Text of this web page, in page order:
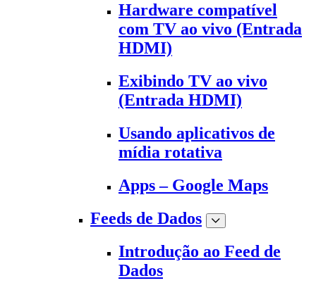
Hardware compatível
com TV ao vivo (Entrada
HDMI)
Exibindo TV ao vivo
(Entrada HDMI)
Usando aplicativos de
mídia rotativa
Apps – Google Maps
Feeds de Dados
Introdução ao Feed de
Dados